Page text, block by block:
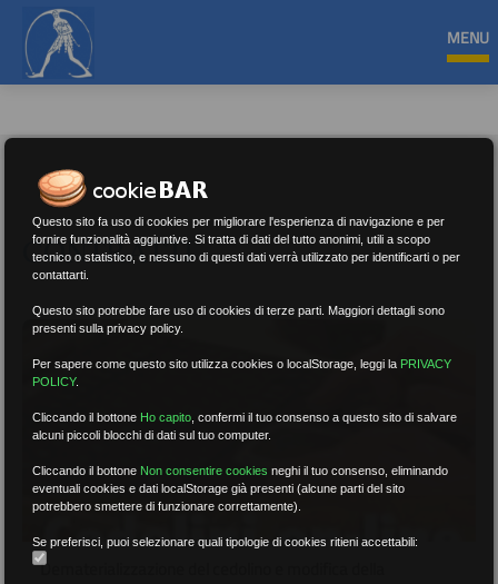
MENU
CONTRATTI
Dematerializzazione del cedolino e modifica della
Questo sito fa uso di cookies per migliorare l'esperienza di navigazione e per
fornire funzionalità aggiuntive. Si tratta di dati del tutto anonimi, utili a scopo
tecnico o statistico, e nessuno di questi dati verrà utilizzato per identificarti o per
contattarti.
Questo sito potrebbe fare uso di cookies di terze parti. Maggiori dettagli sono
presenti sulla privacy policy.
Per sapere come questo sito utilizza cookies o localStorage, leggi la PRIVACY
POLICY.
Cliccando il bottone Ho capito ,confermi il tuo consenso a questo sito di salvare
alcuni piccoli blocchi di dati sul tuo computer.
Cliccando il bottone Non consentire cookies neghi il tuo consenso, eliminando
eventuali cookies e dati localStorage già presenti (alcune parti del sito
potrebbero smettere di funzionare correttamente).
Se preferisci, puoi selezionare quali tipologie di cookies ritieni accettabili: